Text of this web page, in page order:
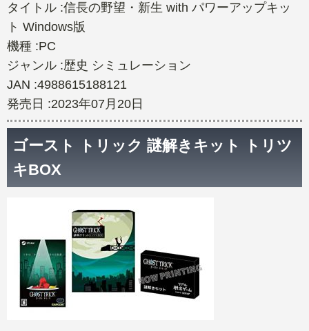
タイトル :信長の野望・新生 with パワーアップキッ
ト Windows版
機種 :PC
ジャンル :歴史 シミュレーション
JAN :4988615188121
発売日 :2023年07月20日
ゴースト トリック 謎解きキット トリツ
キBOX